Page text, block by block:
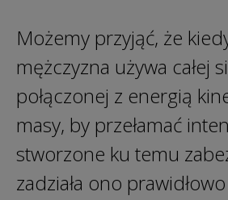
Możemy przyjąć, że
mężczyzna używa całej
połączonej z energią
masy, by przełamać
stworzone ku temu
zadziała ono